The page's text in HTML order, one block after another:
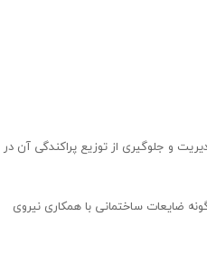
و جلوگیری از توزیع پراکندگی آن در
ضایعات ساختمانی با همکاری نیروی